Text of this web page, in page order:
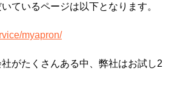
ているページは以下となります。
myapron/
がたくさんある中、弊社はお試し2